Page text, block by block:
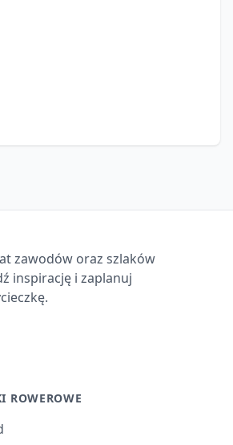
zawodów oraz szlaków
inspirację i zaplanuj
ROWEROWE